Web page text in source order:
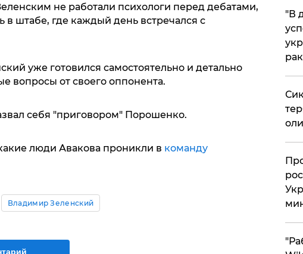
не работали психологи перед дебатами,
штабе, где каждый день встречался с
уже готовился самостоятельно и детально
вопросы от своего оппонента.
себя "приговором" Порошенко.
люди Авакова проникли в команду
Владимир Зеленский
​"В